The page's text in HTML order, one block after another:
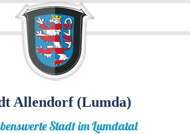
Allendorf (Lumda)
Stadt im Lumdatal